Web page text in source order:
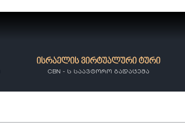
ისრაელის ვირტუალური ტური
CBN - ს საავტორო გადაცემა